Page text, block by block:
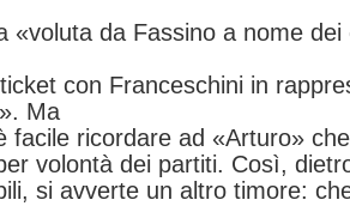
«voluta da Fassino a nome
con Franceschini in
Ma
facile ricordare ad «Arturo»
volontà dei partiti. Così,
si avverte un altro timore: